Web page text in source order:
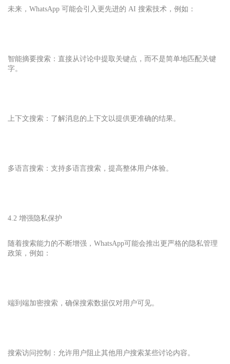
未来，WhatsApp 可能会引入更先进的 AI 搜索技术，例如：
智能摘要搜索：直接从讨论中提取关键点，而不是简单地匹配关键
字。
上下文搜索：了解消息的上下文以提供更准确的结果。
多语言搜索：支持多语言搜索，提高整体用户体验。
4.2 增强隐私保护
随着搜索能力的不断增强， WhatsApp可能会推出更严格的隐私管理
政策，例如：
端到端加密搜索，确保搜索数据仅对用户可见。
搜索访问控制：允许用户阻止其他用户搜索某些讨论内容。